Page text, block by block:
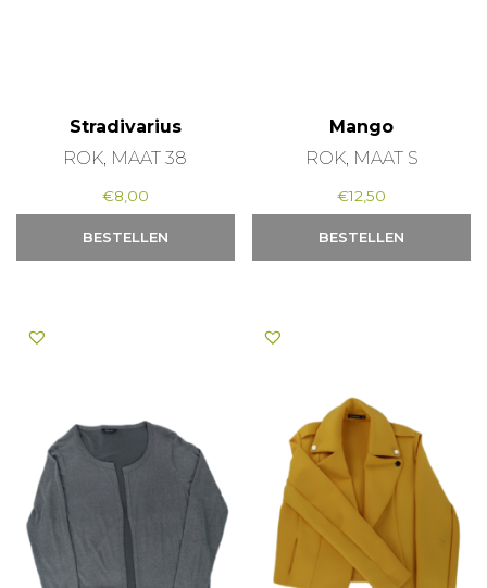
Stradivarius
ROK, MAAT 38
€8,00
BESTELLEN
Mango
ROK, MAAT S
€12,50
BESTELLEN